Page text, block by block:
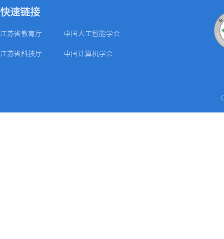
快速链接
江苏省教育厅
中国人工智能学会
江苏省科技厅
中国计算机学会